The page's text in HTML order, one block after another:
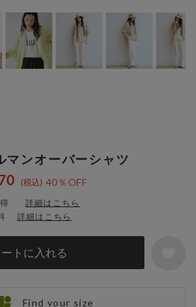
マンオーバーシャツ
40％OFF
詳細はこちら
ートに入れる
詳細はこちら
Find your size